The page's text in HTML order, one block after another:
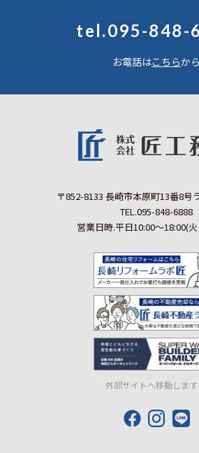
tel.095-848-
お電話はこちらから
〒852-8133 長崎市本原町13番8号
TEL.095-848-6888
営業日時.平日10:00～18:00(
外部サイトへ移動します